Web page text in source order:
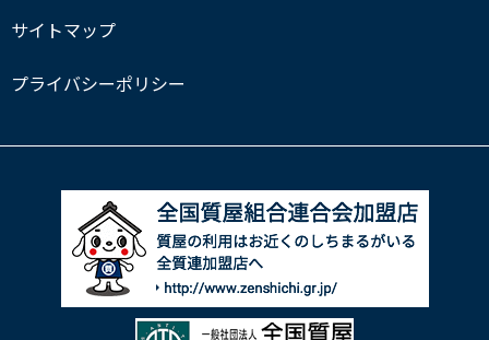
サイトマップ
プライバシーポリシー